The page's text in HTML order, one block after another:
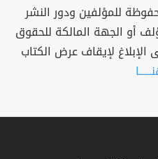
للمؤلفين ودور النشر
أو الجهة المالكة للحقوق
لإيقاف عرض الكتاب